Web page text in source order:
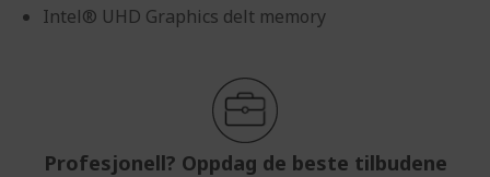
Intel® UHD Graphics delt memory
Profesjonell? Oppdag de beste tilbudene